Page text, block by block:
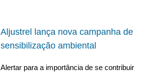
Aljustrel lança nova campanha de
sensibilização ambiental
Alertar para a importância de se contribuir